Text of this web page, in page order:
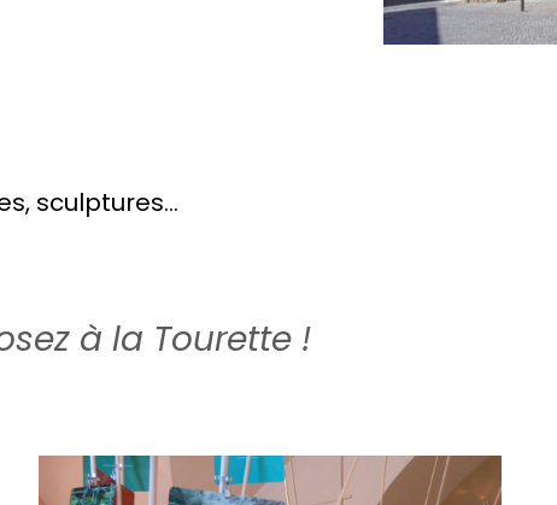
sculptures…
à la Tourette !